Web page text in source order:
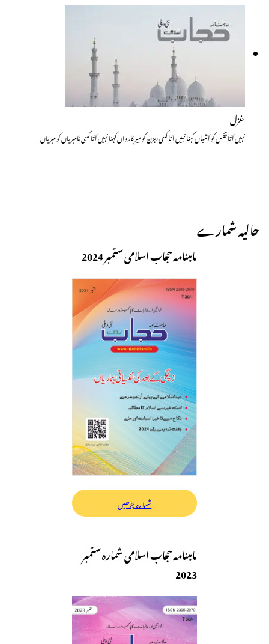
غزل
نہیں آتا قفس کو آشیاں کہنا نہیں آتا کسی رہزن کو میرِ کارواں کہنا نہیں آتا کسی نامہرباں کو مہرباں…
حالیہ شمارے
ماہنامہ حجاب اسلامی ستمبر 2024
شمارہ پڑھیں
ماہنامہ حجاب اسلامی شمارہ ستمبر
2023